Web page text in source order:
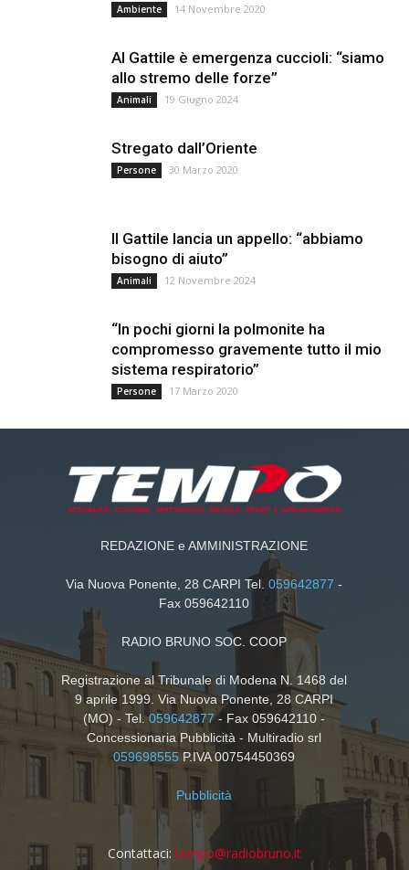
Ambiente 14 Novembre 2020
Al Gattile è emergenza cuccioli: “siamo
allo stremo delle forze”
Animali 19 Giugno 2024
Stregato dall’Oriente
Persone 30 Marzo 2020
Il Gattile lancia un appello: “abbiamo
bisogno di aiuto”
Animali 12 Novembre 2024
“In pochi giorni la polmonite ha
compromesso gravemente tutto il mio
sistema respiratorio”
Persone 17 Marzo 2020
REDAZIONE e AMMINISTRAZIONE
Via Nuova Ponente, 28 CARPI Tel.059642877 -
Fax 059642110
RADIO BRUNO SOC. COOP
Registrazione al Tribunale di Modena N. 1468 del
9 aprile 1999. Via Nuova Ponente, 28 CARPI
(MO) - Tel.059642877- Fax 059642110 -
Concessionaria Pubblicità - Multiradio srl
059698555 P.IVA 00754450369
Pubblicità
Contattaci: tempo@radiobruno.it